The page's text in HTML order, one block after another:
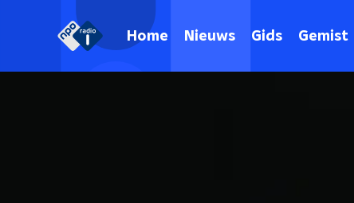
Home Nieuws Gids Gemist